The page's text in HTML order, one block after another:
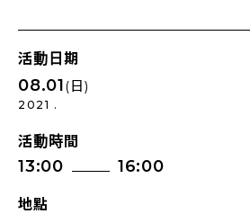
活動日期
08.01(日)
2021 .
活動時間
13:00 16:00
地點